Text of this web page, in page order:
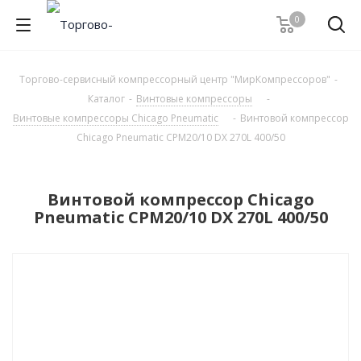
0
Торгово-сервисный компрессорный центр "МирКомпрессоров" -
Каталог - Винтовые компрессоры
-
Винтовые компрессоры Chicago Pneumatic
- Винтовой компрессор
Chicago Pneumatic CPM20/10 DX 270L 400/50
Винтовой компрессор Chicago
Pneumatic CPM20/10 DX 270L 400/50